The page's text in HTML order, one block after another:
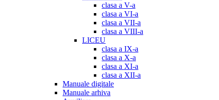
clasa a V-a
clasa a VI-a
clasa a VII-a
clasa a VIII-a
LICEU
clasa a IX-a
clasa a X-a
clasa a XI-a
clasa a XII-a
Manuale digitale
Manuale arhiva